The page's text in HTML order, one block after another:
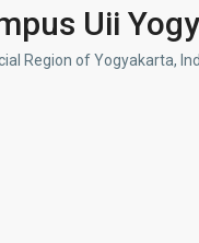
Uii
Region of Yogyakarta,